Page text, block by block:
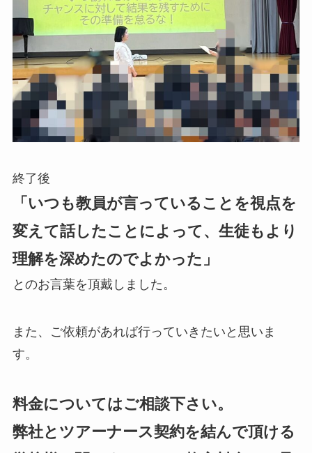
終了後
「いつも教員が言っていることを視点を
変えて話したことによって、生徒もより
理解を深めたのでよかった」
とのお言葉を頂戴しました。
また、ご依頼があれば行っていきたいと思いま
す。
料金についてはご相談下さい。
弊社とツアーナース契約を結んで頂ける